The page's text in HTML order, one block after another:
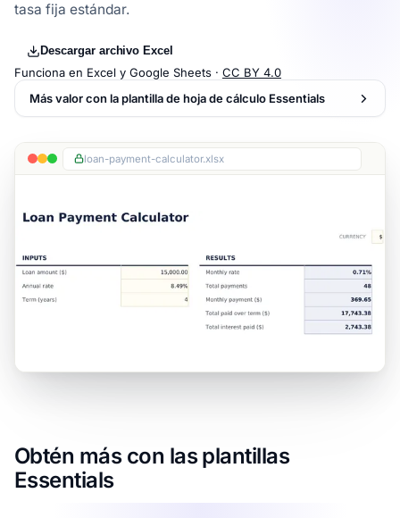
tasa fija estándar.
Descargar archivo Excel
Funciona en Excel y Google Sheets · CC BY 4.0
Más valor con la plantilla de hoja de cálculo Essentials
loan-payment-calculator.xlsx
Obtén más con las plantillas
Essentials